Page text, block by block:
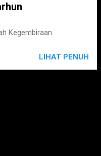
Kegembiraan
LIHAT PENUH